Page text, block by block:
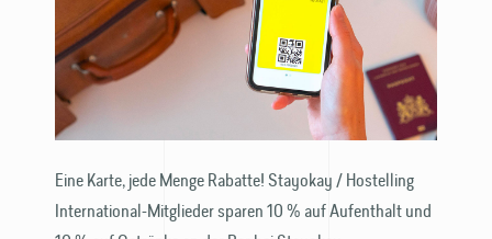
Eine Karte, jede Menge Rabatte! Stayokay / Hostelling
International-Mitglieder sparen 10 % auf Aufenthalt und